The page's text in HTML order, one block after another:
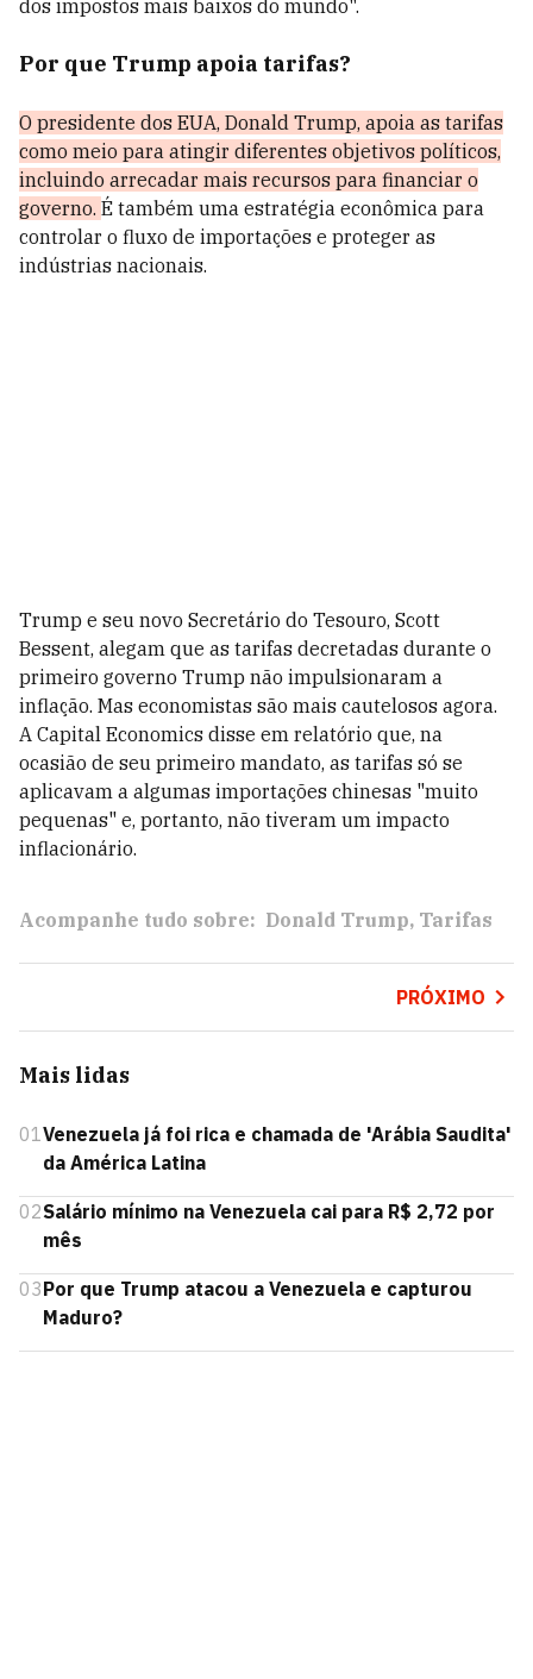
dos impostos mais baixos do mundo".
Por que Trump apoia tarifas?
O presidente dos EUA, Donald Trump, apoia as tarifas
como meio para atingir diferentes objetivos políticos,
incluindo arrecadar mais recursos para financiar o
governo. É também uma estratégia econômica para
controlar o fluxo de importações e proteger as
indústrias nacionais.
Trump e seu novo Secretário do Tesouro, Scott
Bessent, alegam que as tarifas decretadas durante o
primeiro governo Trump não impulsionaram a
inflação. Mas economistas são mais cautelosos agora.
A Capital Economics disse em relatório que, na
ocasião de seu primeiro mandato, as tarifas só se
aplicavam a algumas importações chinesas "muito
pequenas" e, portanto, não tiveram um impacto
inflacionário.
Acompanhe tudo sobre: Donald Trump Tarifas
PRÓXIMO
Mais lidas
01Venezuela já foi rica e chamada de 'Arábia Saudita'
da América Latina
02Salário mínimo na Venezuela cai para R$ 2,72 por
mês
03Por que Trump atacou a Venezuela e capturou
Maduro?